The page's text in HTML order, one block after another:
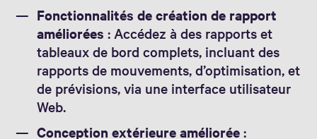
Fonctionnalités de création de rapport
améliorées : Accédez à des rapports et
tableaux de bord complets, incluant des
rapports de mouvements, d’optimisation, et
de prévisions, via une interface utilisateur
Web.
Conception extérieure améliorée: